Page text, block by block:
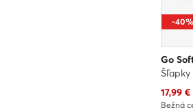
-40%
Go
Šľapky
17,99€
Bežná